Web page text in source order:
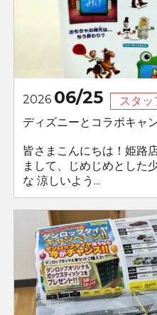
2026 06/25
スタ
ディズニーとコラボキャ
皆さまこんにちは！姫路
まして、じめじめとした
な 涼しいよう...